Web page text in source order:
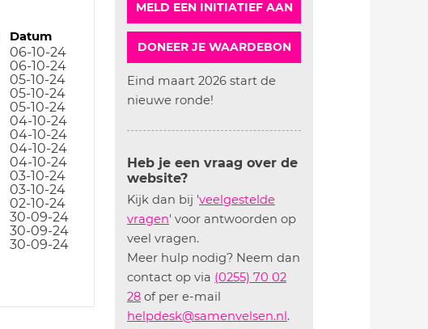
Datum
06-10-24
06-10-24
05-10-24
05-10-24
05-10-24
04-10-24
04-10-24
04-10-24
04-10-24
03-10-24
03-10-24
02-10-24
30-09-24
30-09-24
30-09-24
MELD EEN INITIATIEF AAN
DONEER JE WAARDEBON
Eind maart 2026 start de
nieuwe ronde!
Heb je een vraag over de
website?
Kijk dan bij 'veelgestelde
vragen' voor antwoorden op
veel vragen.
Meer hulp nodig? Neem dan
contact op via (0255) 70 02
28 of per e-mail
helpdesk@samenvelsen.nl.